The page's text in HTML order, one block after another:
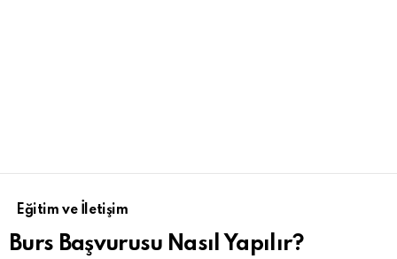
Eğitim ve İletişim
Burs Başvurusu Nasıl Yapılır?